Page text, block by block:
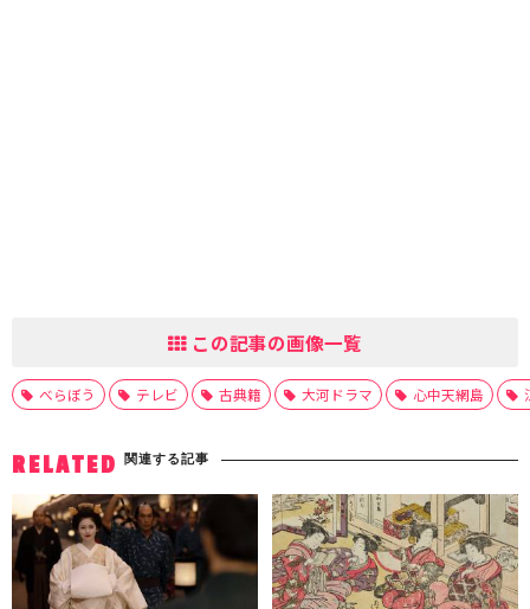
この記事の画像一覧
べらぼう テレビ 古典籍 大河ドラマ 心中天網島
RELATED 関連する記事